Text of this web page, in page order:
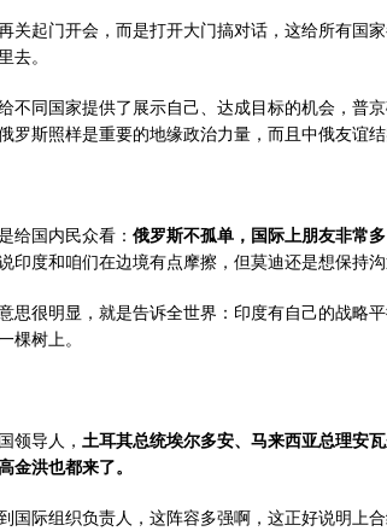
关起门开会，而是打开大门搞对话，这给所有国
去。
不同国家提供了展示自己、达成目标的机会，普
罗斯照样是重要的地缘政治力量，而且中俄友谊结
给国内民众看： 俄罗斯不孤单，国际上朋友非常多
印度和咱们在边境有点摩擦，但莫迪还是想保持沟
思很明显，就是告诉全世界：印度有自己的战略
棵树上。
领导人， 土耳其总统埃尔多安、马来西亚总理安
金洪也都来了。
国际组织负责人，这阵容多强啊，这正好说明上